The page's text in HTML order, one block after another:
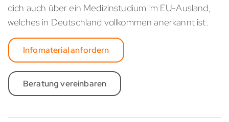
dich auch über ein Medizinstudium im EU-Ausland,
welches in Deutschland vollkommen anerkannt ist.
Infomaterial anfordern
Beratung vereinbaren